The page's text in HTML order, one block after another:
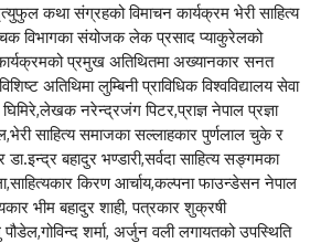
कथा संग्रहको विमाचन कार्यक्रम भेरी साहित्य
विभागका संयोजक लेक प्रसाद प्याकुरेलको
प्रमुख अतिथितमा अख्यानकार सनत
अतिथिमा लुम्बिनी प्राविधिक विश्वविद्यालय सेवा
नरेन्द्रजंग पिटर,प्राज्ञ नेपाल प्रज्ञा
साहित्य समाजका सल्लाहकार पुर्णलाल चुके र
बहादुर भण्डारी,सर्वदा साहित्य सङ्गमका
किरण आर्चाय,कल्पना फाउन्डेसन नेपाल
भीम बहादुर शाही, पत्रकार शुक्रषी
पौडेल,गोविन्द शर्मा, अर्जुन वली लगायतको उपस्थिति